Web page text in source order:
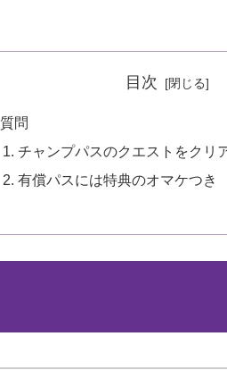
目次
質問
チャンプパスのクエストをクリ
有償パスには特典のオマケつき